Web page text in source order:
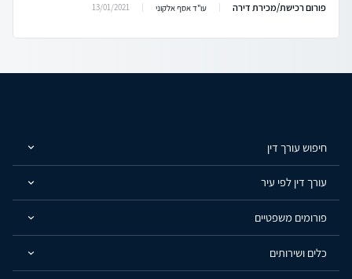
פורום רכישת/מכירת דירה עו"ד אסף אלקוני 13/01/2021
חיפוש עורך דין
עורך דין לפי עיר
פורומים משפטיים
כלים ושירותים